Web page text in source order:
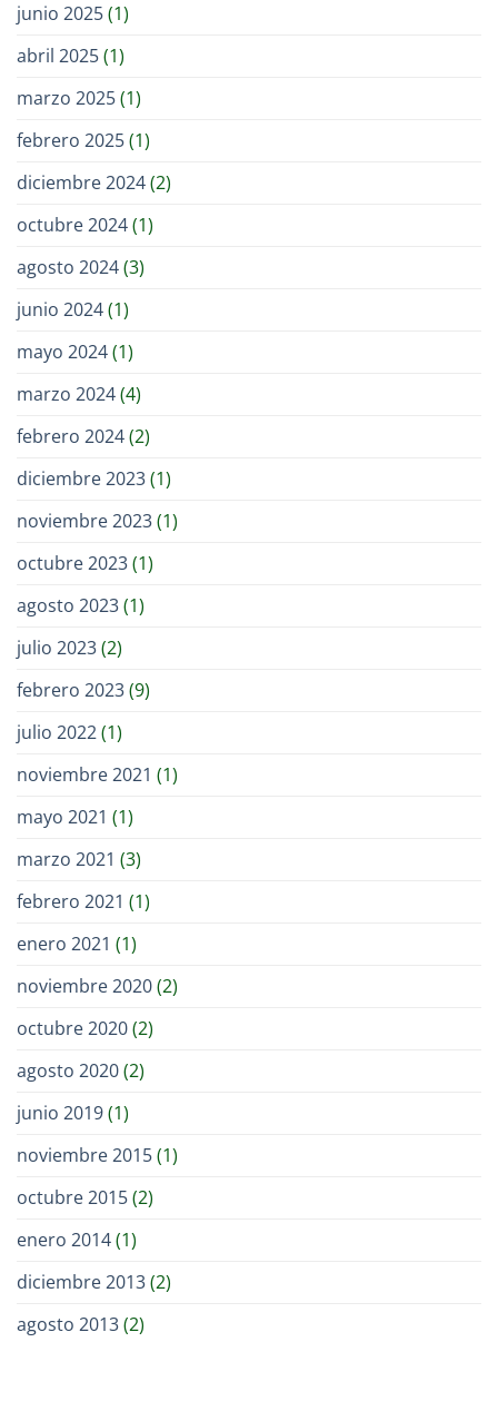
junio 2025(1)
abril 2025(1)
marzo 2025(1)
febrero 2025(1)
diciembre 2024(2)
octubre 2024(1)
agosto 2024(3)
junio 2024(1)
mayo 2024(1)
marzo 2024(4)
febrero 2024(2)
diciembre 2023(1)
noviembre 2023(1)
octubre 2023(1)
agosto 2023(1)
julio 2023(2)
febrero 2023(9)
julio 2022(1)
noviembre 2021 (1)
mayo 2021 (1)
marzo 2021 (3)
febrero 2021 (1)
enero 2021 (1)
noviembre 2020(2)
octubre 2020(2)
agosto 2020(2)
junio 2019(1)
noviembre 2015(1)
octubre 2015(2)
enero 2014(1)
diciembre 2013(2)
agosto 2013(2)